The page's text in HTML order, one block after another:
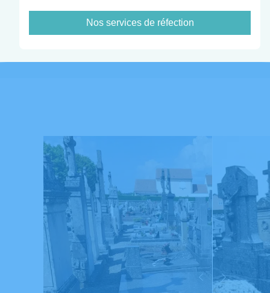
Nos services de réfection